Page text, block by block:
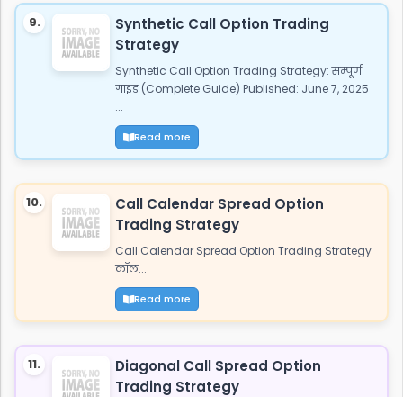
9.
Synthetic Call Option Trading
Strategy
Synthetic Call Option Trading Strategy: सम्पूर्ण
गाइड (Complete Guide) Published: June 7, 2025
...
Read more
10.
Call Calendar Spread Option
Trading Strategy
Call Calendar Spread Option Trading Strategy
कॉल...
Read more
11.
Diagonal Call Spread Option
Trading Strategy